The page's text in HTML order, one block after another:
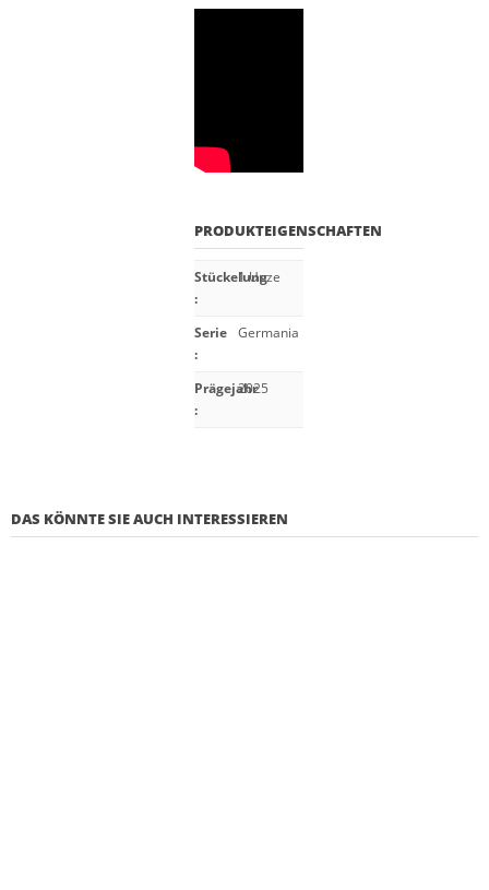
PRODUKTEIGENSCHAFTEN
Stückelung
:
1 Unze
Serie
:
Germania
Prägejahr
:
2025
DAS KÖNNTE SIE AUCH INTERESSIEREN